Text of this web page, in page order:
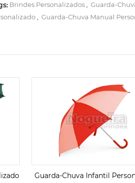
Brindes Personalizados Guarda-
Guarda-Chuva Manual
Guarda-Chuva Infantil